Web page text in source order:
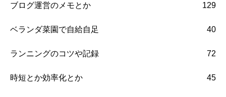
ブログ運営のメモとか 129
ベランダ菜園で自給自足 40
ランニングのコツや記録 72
時短とか効率化とか 45